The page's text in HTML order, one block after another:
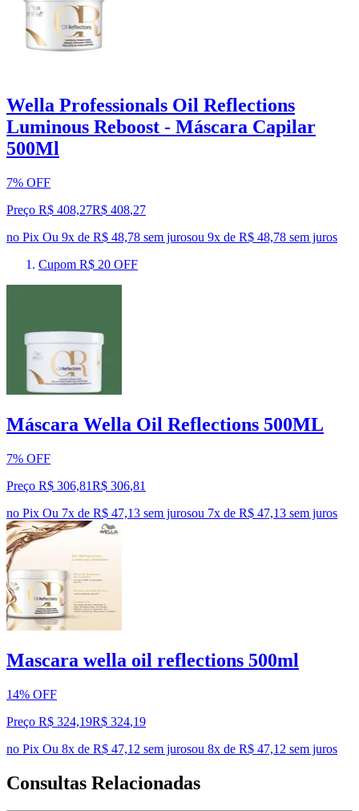
Wella Professionals Oil Reflections
Luminous Reboost - Máscara Capilar
500Ml
7% OFF
Preço R$ 408,27R$ 408,27
no Pix Ou 9x de R$ 48,78 sem jurosou 9x de R$ 48,78 sem juros
Cupom R$ 20 OFF
Máscara Wella Oil Reflections 500ML
7% OFF
Preço R$ 306,81R$ 306,81
no Pix Ou 7x de R$ 47,13 sem jurosou 7x de R$ 47,13 sem juros
Mascara wella oil reflections 500ml
14% OFF
Preço R$ 324,19R$ 324,19
no Pix Ou 8x de R$ 47,12 sem jurosou 8x de R$ 47,12 sem juros
Consultas Relacionadas